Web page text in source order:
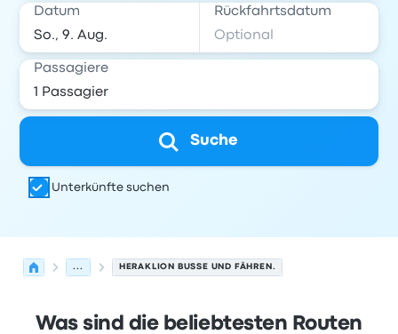
Datum Rückfahrtsdatum
Passagiere
Suche
Unterkünfte suchen
... HERAKLION BUSSE UND FÄHREN.
Was sind die beliebtesten Routen